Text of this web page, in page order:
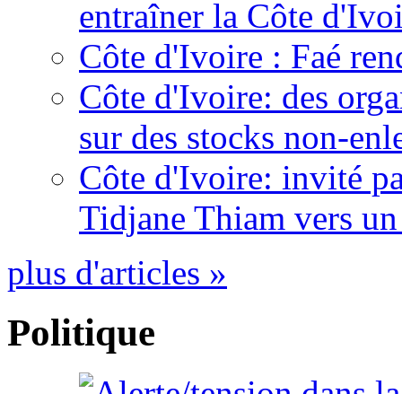
entraîner la Côte
Côte d'Ivoire : Faé
Côte d'Ivoire: des
sur des stocks non-
Côte d'Ivoire: invité
Tidjane Thiam vers
plus d'articles »
Politique